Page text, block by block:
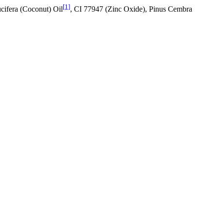
(Coconut) Oil[1], CI 77947 (Zinc Oxide), Pinus Cembra